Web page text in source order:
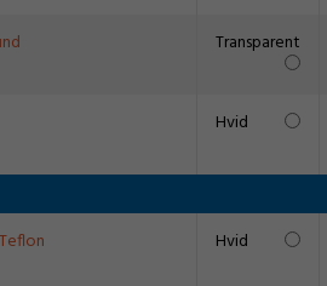
Transparent
Hvid
Hvid